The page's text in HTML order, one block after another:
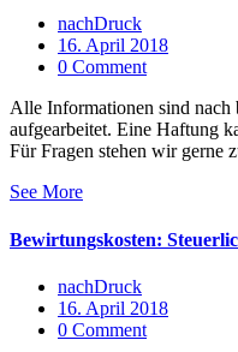
nachDruck
16. April 2018
0 Comment
Alle Informationen sind nach
aufgearbeitet. Eine Haftung
Für Fragen stehen wir
See More
Bewirtungskosten:
nachDruck
16. April 2018
0 Comment